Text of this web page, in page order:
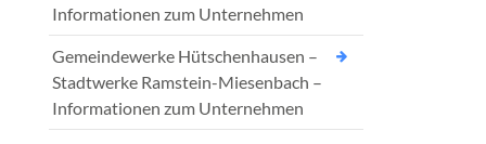
Informationen zum Unternehmen
Gemeindewerke Hütschenhausen –
Stadtwerke Ramstein-Miesenbach –
Informationen zum Unternehmen